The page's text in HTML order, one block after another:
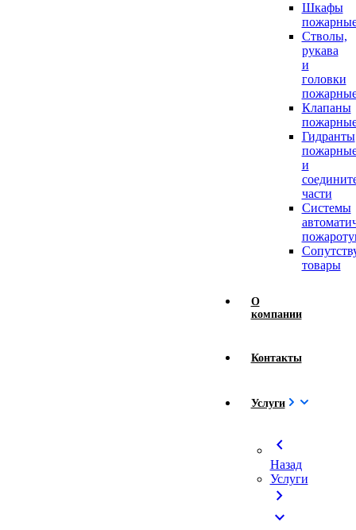
Шкафы
Стволы,
рукава
и
головки
Клапаны
Гидранты
и
части
Системы
товары
О
компании
Контакты
Услуги
chevron_left
Назад
Услуги
chevron_right
expand_more